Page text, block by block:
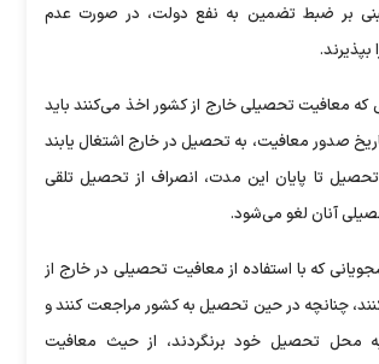
بر ضبط تضمین به نفع دولت، در صورت عدم
معافیت تحصیلی خارج از کشور اخذ می‌کنند باید
صدور معافیت، به تحصیل در خارج اشتغال یابند
تا پایان این مدت، انصراف از تحصیل تلقی
آنان لغو می‌شود.
که با استفاده از معافیت تحصیلی در خارج از
چنانچه در حین تحصیل به کشور مراجعت کنند و
تحصیل خود برنگردند، از حیث معافیت